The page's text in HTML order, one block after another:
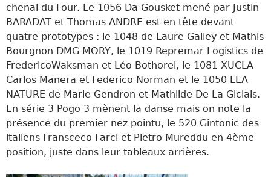
chenal du Four. Le 1056 Da Gousket mené par Justin
BARADAT et Thomas ANDRE est en tête devant
quatre prototypes : le 1048 de Laure Galley et Mathis
Bourgnon DMG MORY, le 1019 Repremar Logistics de
FredericoWaksman et Léo Bothorel, le 1081 XUCLA
Carlos Manera et Federico Norman et le 1050 LEA
NATURE de Marie Gendron et Mathilde De La Giclais.
En série 3 Pogo 3 mènent la danse mais on note la
présence du premier nez pointu, le 520 Gintonic des
italiens Fransceco Farci et Pietro Mureddu en 4ème
position, juste dans leur tableaux arrières.